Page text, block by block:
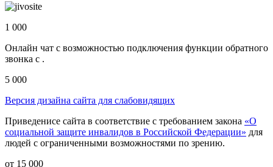
1 000
Онлайн чат с возможностью подключения функции обратного
звонка с .
5 000
Версия дизайна сайта для слабовидящих
Приведенисе сайта в соответствие с требованием закона «О
социальной защите инвалидов в Российской Федерации» для
людей с ограниченными возможностями по зрению.
от 15 000